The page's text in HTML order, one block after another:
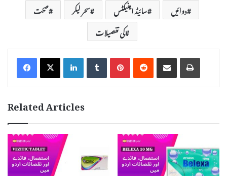
دوائیں
سائیڈ ایفیکٹس سحر لیکر
صحت
کی تفصیلات
LinkedInTumblrPinterestReddit Share via Email Print
Related Articles